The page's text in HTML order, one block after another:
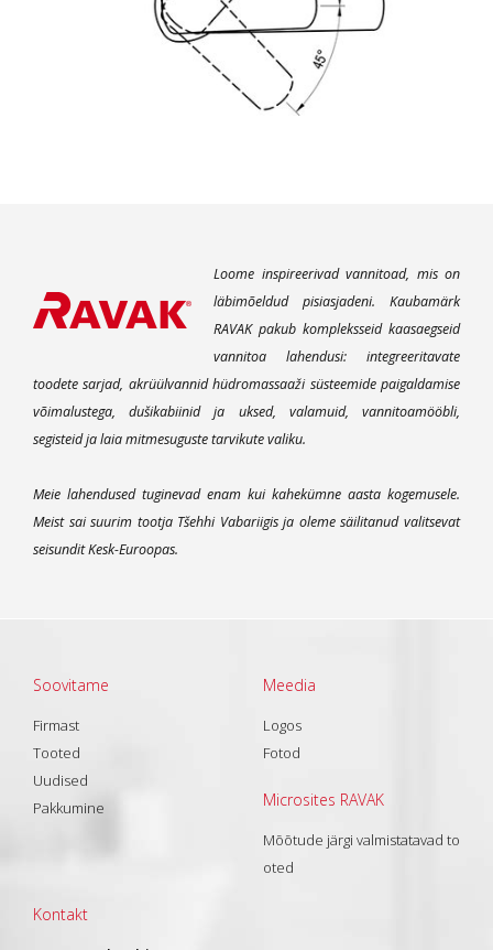
Loome inspireerivad vannitoad, mis on
läbimõeldud pisiasjadeni. Kaubamärk
RAVAK pakub kompleksseid kaasaegseid
vannitoa lahendusi: integreeritavate
toodete sarjad, akrüülvannid hüdromassaaži süsteemide paigaldamise
võimalustega, dušikabiinid ja uksed, valamuid, vannitoamööbli,
segisteid ja laia mitmesuguste tarvikute valiku.
Meie lahendused tuginevad enam kui kahekümne aasta kogemusele.
Meist sai suurim tootja Tšehhi Vabariigis ja oleme säilitanud valitsevat
seisundit Kesk-Euroopas.
Soovitame
Firmast
Tooted
Uudised
Pakkumine
Meedia
Logos
Fotod
Microsites RAVAK
Mõõtude järgi valmistatavad to
oted
Kontakt